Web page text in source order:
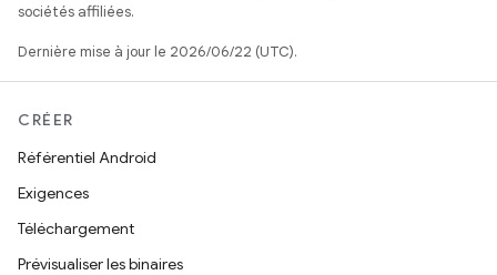
sociétés affiliées.
Dernière mise à jour le 2026/06/22 (UTC).
CRÉER
Référentiel Android
Exigences
Téléchargement
Prévisualiser les binaires